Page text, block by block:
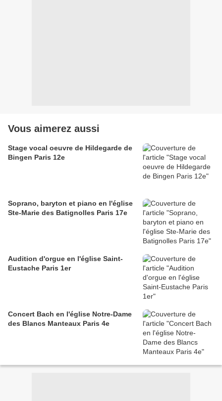
Vous aimerez aussi
Stage vocal oeuvre de Hildegarde de
Bingen Paris 12e
Soprano, baryton et piano en l'église
Ste-Marie des Batignolles Paris 17e
Audition d'orgue en l'église Saint-
Eustache Paris 1er
Concert Bach en l'église Notre-Dame
des Blancs Manteaux Paris 4e